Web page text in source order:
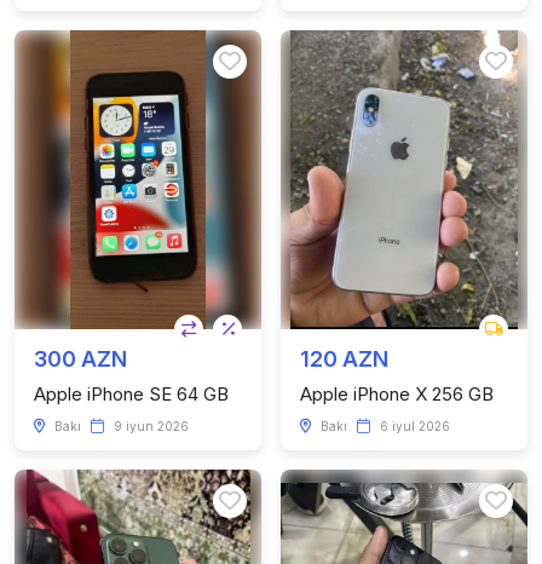
300 AZN
Apple iPhone SE 64 GB
Bakı 9 iyun 2026
120 AZN
Apple iPhone X 256 GB
Bakı 6 iyul 2026